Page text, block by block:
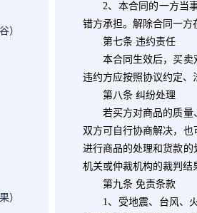
）
）
2、本合同的一方当
错方承担。解除合同一方
第七条 违约责任
本合同生效后，买卖双
违约方应按照协议约定、
第八条 纠纷处理
若买方对商品的质量、
双方可自行协商解决，
进行商品的处理和货款
机关或仲裁机构的裁判结
第九条 免责条款
1、受地震、台风、